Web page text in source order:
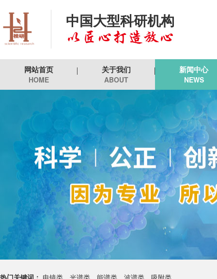
中国大型科研机构
网站首页
HOME
关于我们
ABOUT
新闻中心
NEWS
热门关键词： 电镜类 光谱类 能谱类 波谱类 吸附类